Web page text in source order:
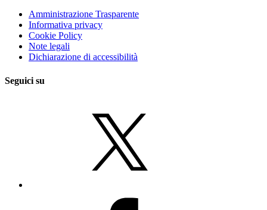
Amministrazione Trasparente
Informativa privacy
Cookie Policy
Note legali
Dichiarazione di accessibilità
Seguici su